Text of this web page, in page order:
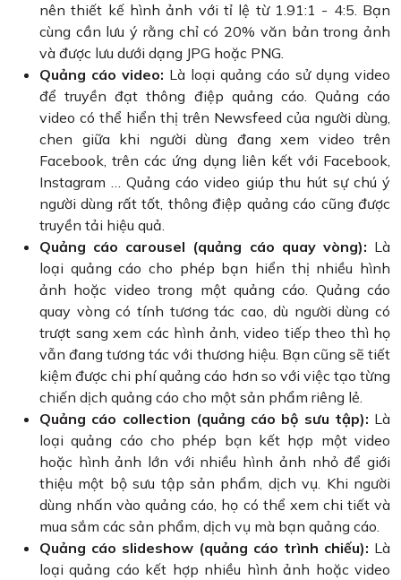
nên thiết kế hình ảnh với tỉ lệ từ 1.91:1 - 4:5. Bạn
cùng cần lưu ý rằng chỉ có 20% văn bản trong ảnh
và được lưu dưới dạng JPG hoặc PNG.
Quảng cáo video: Là loại quảng cáo sử dụng video
để truyền đạt thông điệp quảng cáo. Quảng cáo
video có thể hiển thị trên Newsfeed của người dùng,
chen giữa khi người dùng đang xem video trên
Facebook, trên các ứng dụng liên kết với Facebook,
Instagram … Quảng cáo video giúp thu hút sự chú ý
người dùng rất tốt, thông điệp quảng cáo cũng được
truyền tải hiệu quả.
Quảng cáo carousel (quảng cáo quay vòng): Là
loại quảng cáo cho phép bạn hiển thị nhiều hình
ảnh hoặc video trong một quảng cáo. Quảng cáo
quay vòng có tính tương tác cao, dù người dùng có
trượt sang xem các hình ảnh, video tiếp theo thì họ
vẫn đang tương tác với thương hiệu. Bạn cũng sẽ tiết
kiệm được chi phí quảng cáo hơn so với việc tạo từng
chiến dịch quảng cáo cho một sản phẩm riêng lẻ.
Quảng cáo collection (quảng cáo bộ sưu tập): Là
loại quảng cáo cho phép bạn kết hợp một video
hoặc hình ảnh lớn với nhiều hình ảnh nhỏ để giới
thiệu một bộ sưu tập sản phẩm, dịch vụ. Khi người
dùng nhấn vào quảng cáo, họ có thể xem chi tiết và
mua sắm các sản phẩm, dịch vụ mà bạn quảng cáo.
Quảng cáo slideshow (quảng cáo trình chiếu): Là
loại quảng cáo kết hợp nhiều hình ảnh hoặc video